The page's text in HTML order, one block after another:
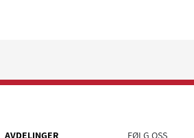
AVDELINGER FØLG OSS